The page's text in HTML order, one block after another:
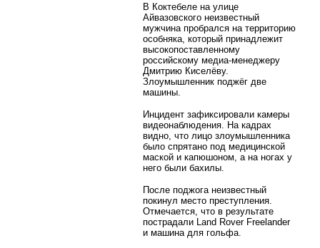
В Коктебеле на улице
Айвазовского неизвестный
мужчина пробрался на территорию
особняка, который принадлежит
высокопоставленному
российскому медиа-менеджеру
Дмитрию Киселёву.
Злоумышленник поджёг две
машины.
Инцидент зафиксировали камеры
видеонаблюдения. На кадрах
видно, что лицо злоумышленника
было спрятано под медицинской
маской и капюшоном, а на ногах у
него были бахилы.
После поджога неизвестный
покинул место преступления.
Отмечается, что в результате
пострадали Land Rover Freelander
и машина для гольфа.